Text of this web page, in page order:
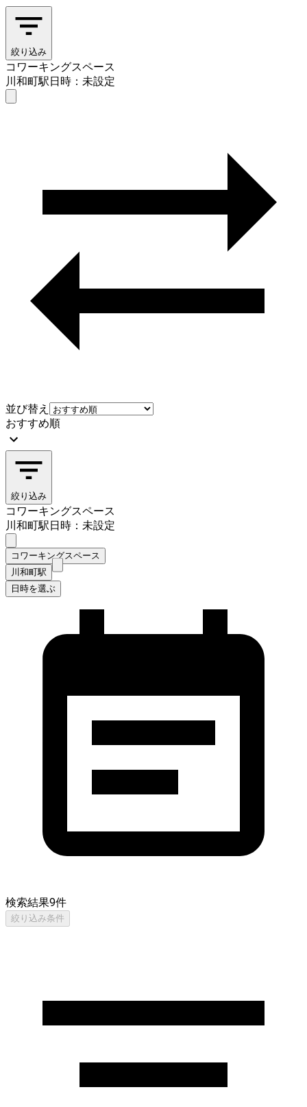
絞り込み
コワーキングスペース
川和町駅日時：未設定
並び替え
おすすめ順
絞り込み
コワーキングスペース
川和町駅日時：未設定
コワーキングスペース
川和町駅
日時を選ぶ
検索結果9件
絞り込み条件